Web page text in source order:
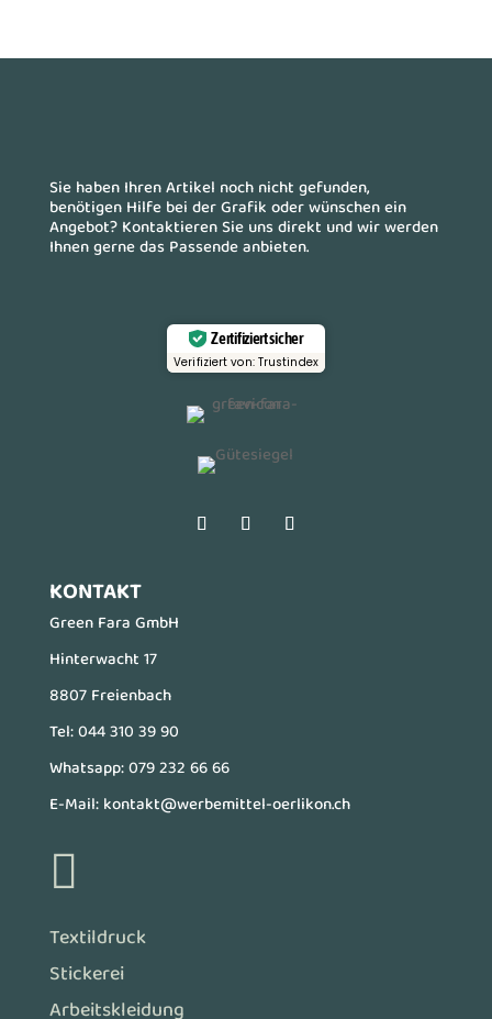
Sie haben Ihren Artikel noch nicht gefunden,
benötigen Hilfe bei der Grafik oder wünschen ein
Angebot? Kontaktieren Sie uns direkt und wir werden
Ihnen gerne das Passende anbieten.
Zertifiziert sicher
Verifiziert von: Trustindex
KONTAKT
Green Fara GmbH
Hinterwacht 17
8807 Freienbach
Tel:044 310 39 90
Whatsapp:079 232 66 66
E-Mail:kontakt@werbemittel-oerlikon.ch

Textildruck
Stickerei
Arbeitskleidung